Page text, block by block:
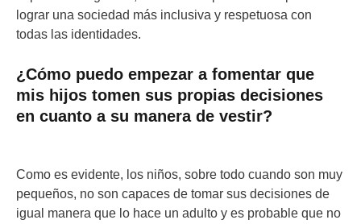
lograr una sociedad más inclusiva y respetuosa con
todas las identidades.
¿Cómo puedo empezar a fomentar que
mis hijos tomen sus propias decisiones
en cuanto a su manera de vestir?
Como es evidente, los niños, sobre todo cuando son muy
pequeños, no son capaces de tomar sus decisiones de
igual manera que lo hace un adulto y es probable que no